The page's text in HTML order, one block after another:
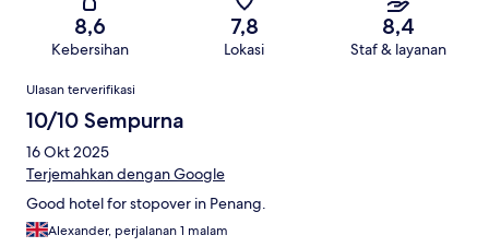
8,6
Kebersihan
7,8
Lokasi
8,4
Staf & layanan
Ulasan
Ulasan terverifikasi
10/10 Sempurna
16 Okt 2025
Terjemahkan dengan Google
Good hotel for stopover in Penang.
Alexander, perjalanan 1 malam